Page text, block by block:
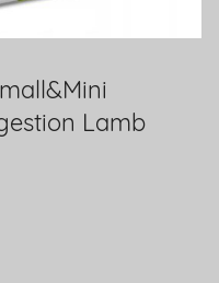
Lamb